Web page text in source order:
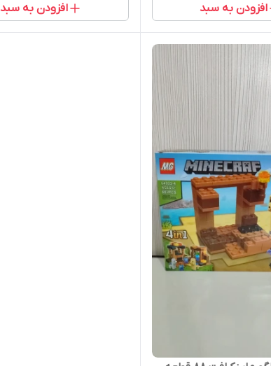
افزودن به سبد افزودن به سبد